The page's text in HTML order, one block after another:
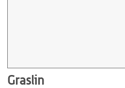
Graslin